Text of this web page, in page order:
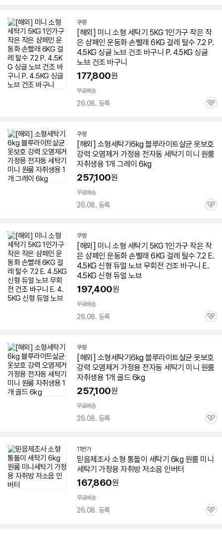
쿠팡
[해외] 미니 소형 세탁기 5KG 1인가구 작은 작
은 샴페인 운동화 손빨래 6KG 걸레 탈수 7.2 P.
4.5KG 싱글 노브 건조 바구니 P. 4.5KG 싱글
노브 건조 바구니
177,800원
무료배송
26.08. 등록
관
쿠팡
[해외] 소형세탁기6kg 블루라이트살균 옷보호
강력 오염제거 가정용 전자동 세탁기 미니 원룸
자취생용 1개 그레이 6kg
257,100원
무료배송
26.08. 등록
관
쿠팡
[해외] 미니 소형 세탁기 5KG 1인가구 작은 작
은 샴페인 운동화 손빨래 6KG 걸레 탈수 7.2 E.
4.5KG 신형 듀얼 노브 무회전 건조 바구니 E.
4.5KG 신형 듀얼 노브
197,400원
무료배송
26.08. 등록
관
쿠팡
[해외] 소형세탁기6kg 블루라이트살균 옷보호
강력 오염제거 가정용 전자동 세탁기 미니 원룸
자취생용 1개 골드 6kg
257,100원
무료배송
26.08. 등록
관
11번가
믿음제조사 소형 통돌이 세탁기 6kg 원룸 미니
세탁기 가정용 자취방 저소음 인버터
167,860원
무료배송
26.08. 등록
관